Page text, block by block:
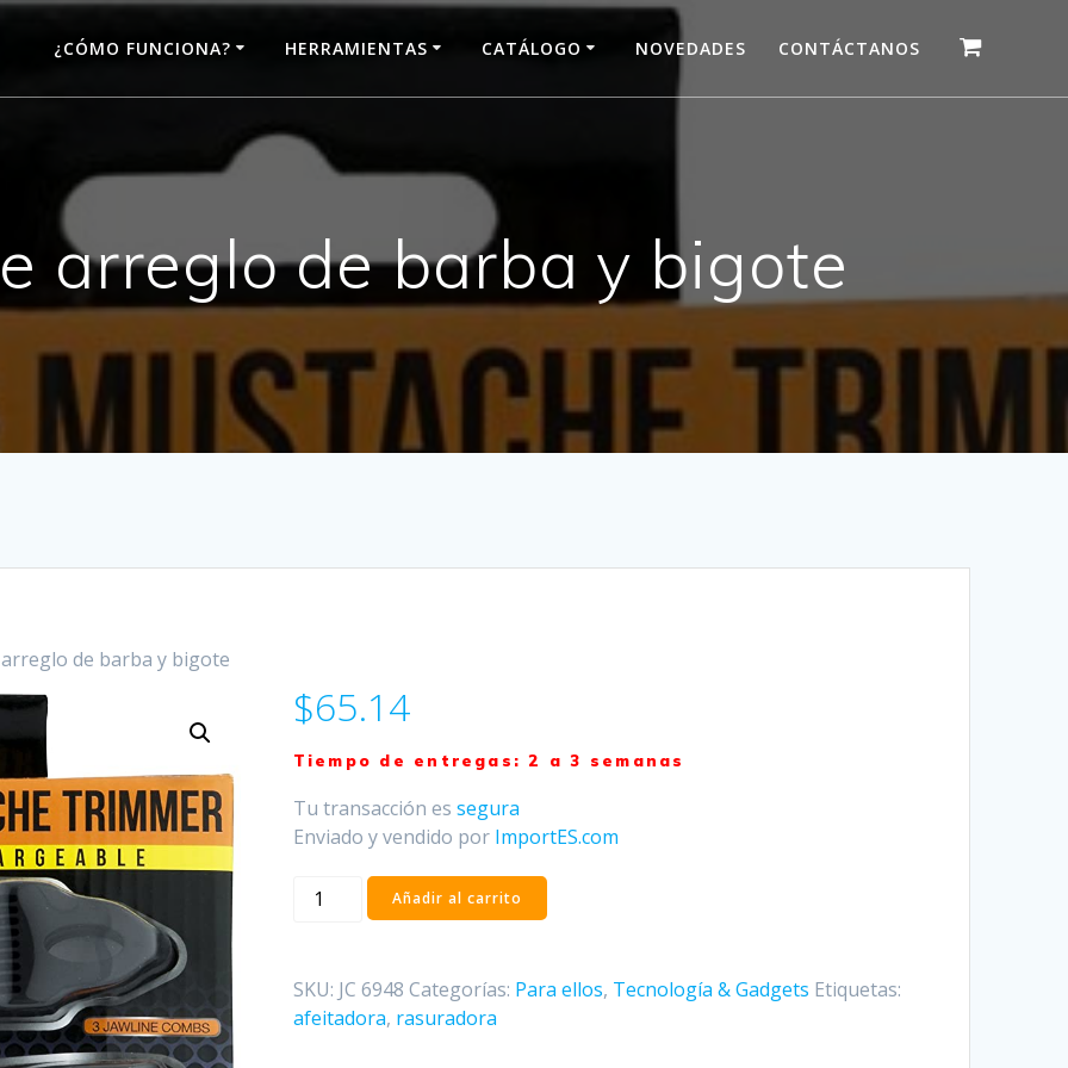
¿CÓMO FUNCIONA? HERRAMIENTAS CATÁLOGO NOVEDADES CONTÁCTANOS
arreglo de barba y bigote
de barba y bigote
$65.14
Tiempo de entregas: 2 a 3 semanas
Tu transacción es segura
Enviado y vendido por ImportES.com
Sistema
barba
y
Añadir al carrito
SKU: JC 6948 Categorías: Para ellos, Tecnología & Gadgets Etiquetas:
afeitadora, rasuradora